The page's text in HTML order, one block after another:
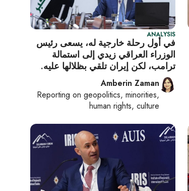
ANALYSIS
في أول رحلة خارجية له، يسعى رئيس
الوزراء العراقي زيدي إلى استمالة
ترامب، لكن إيران تلقي بظلالها عليه.
Amberin Zaman
Reporting on geopolitics, minorities,
human rights, culture